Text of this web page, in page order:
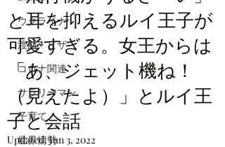
ウクライナ
渡航・ビザ
コロナ関連
サラリーマン
子育て
世界情勢
と耳を抑えるルイ王子が
可愛すぎる。女王からは
「あ、ジェット機ね！
（見えたよ）」とルイ王
子と会話
Updated:Jun 3, 2022